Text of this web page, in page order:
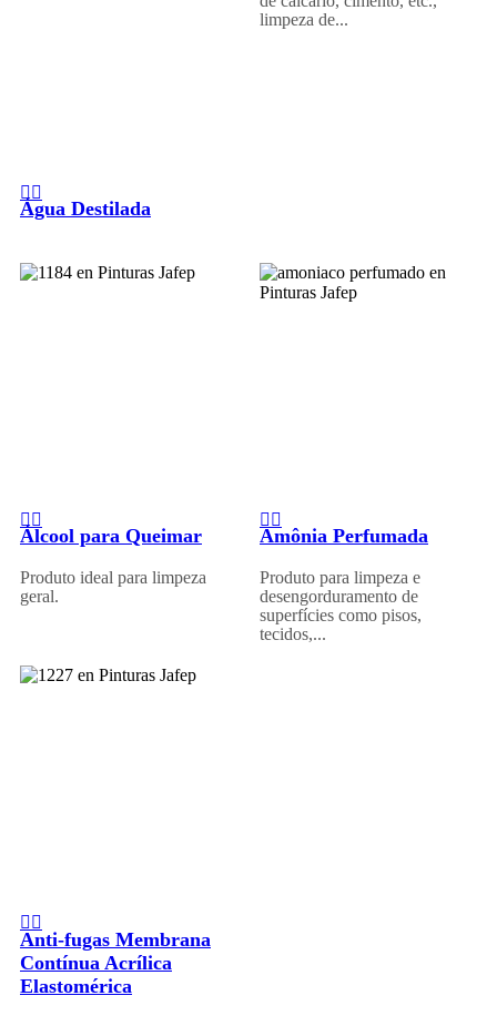
Água Destilada
limpeza de...
Álcool para Queimar
Produto ideal para limpeza
geral.
Amônia Perfumada
Produto para limpeza e
desengorduramento de
superfícies como pisos,
tecidos,...
Anti-fugas Membrana
Contínua Acrílica
Elastomérica